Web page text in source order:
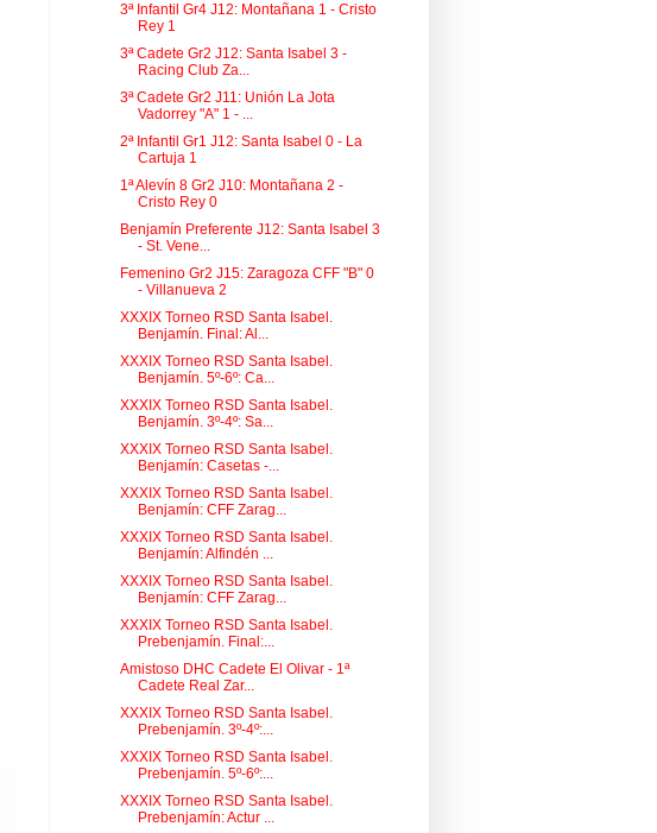
3ª Infantil Gr4 J12: Montañana 1 - Cristo
Rey 1
3ª Cadete Gr2 J12: Santa Isabel 3 -
Racing Club Za...
3ª Cadete Gr2 J11: Unión La Jota
Vadorrey "A" 1 - ...
2ª Infantil Gr1 J12: Santa Isabel 0 - La
Cartuja 1
1ª Alevín 8 Gr2 J10: Montañana 2 -
Cristo Rey 0
Benjamín Preferente J12: Santa Isabel 3
- St. Vene...
Femenino Gr2 J15: Zaragoza CFF "B" 0
- Villanueva 2
XXXIX Torneo RSD Santa Isabel.
Benjamín. Final: Al...
XXXIX Torneo RSD Santa Isabel.
Benjamín. 5º-6º: Ca...
XXXIX Torneo RSD Santa Isabel.
Benjamín. 3º-4º: Sa...
XXXIX Torneo RSD Santa Isabel.
Benjamín: Casetas -...
XXXIX Torneo RSD Santa Isabel.
Benjamín: CFF Zarag...
XXXIX Torneo RSD Santa Isabel.
Benjamín: Alfindén ...
XXXIX Torneo RSD Santa Isabel.
Benjamín: CFF Zarag...
XXXIX Torneo RSD Santa Isabel.
Prebenjamín. Final:...
Amistoso DHC Cadete El Olivar - 1ª
Cadete Real Zar...
XXXIX Torneo RSD Santa Isabel.
Prebenjamín. 3º-4º:...
XXXIX Torneo RSD Santa Isabel.
Prebenjamín. 5º-6º:...
XXXIX Torneo RSD Santa Isabel.
Prebenjamín: Actur ...